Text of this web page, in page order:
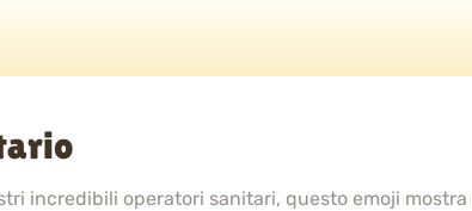
incredibili operatori sanitari, questo emoji